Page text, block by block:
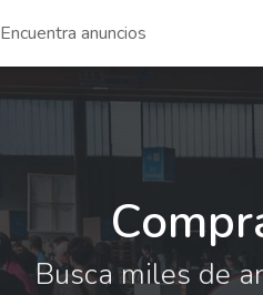
Encuentra anuncios
Busca miles de